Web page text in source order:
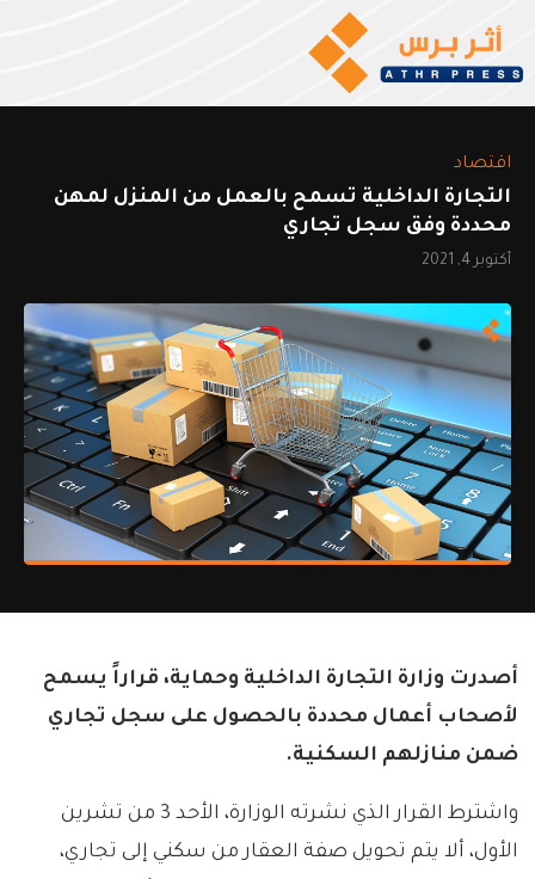
اقتصاد
التجارة الداخلية تسمح بالعمل من المنزل لمهن
محددة وفق سجل تجاري
أكتوبر 4, 2021
أصدرت وزارة التجارة الداخلية وحماية، قراراً يسمح
لأصحاب أعمال محددة بالحصول على سجل تجاري
ضمن منازلهم السكنية.
واشترط القرار الذي نشرته الوزارة، الأحد 3 من تشرين
الأول، ألا يتم تحويل صفة العقار من سكني إلى تجاري،